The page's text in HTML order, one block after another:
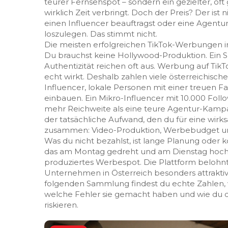
wirklich Zeit verbringt. Doch der Preis? Der ist
einen Influencer beauftragst oder eine
loszulegen. Das stimmt nicht.
Die meisten erfolgreichen TikTok-
Du brauchst keine Hollywood-Produktion. Ein
Authentizität reichen oft aus. Werbung auf
echt wirkt. Deshalb zahlen viele
Influencer, lokale Personen mit einer treuen
einbauen. Ein Mikro-Influencer mit 10.000
mehr Reichweite als eine teure Agentur-
der tatsächliche Aufwand, den du für eine
zusammen: Video-Produktion, Werbebudget
Was du nicht bezahlst, ist lange Planung oder
das am Montag gedreht und am Dienstag
produziertes Werbespot. Die Plattform
Unternehmen in Österreich besonders
folgenden Sammlung findest du echte
welche Fehler sie gemacht haben und wie du
riskieren.